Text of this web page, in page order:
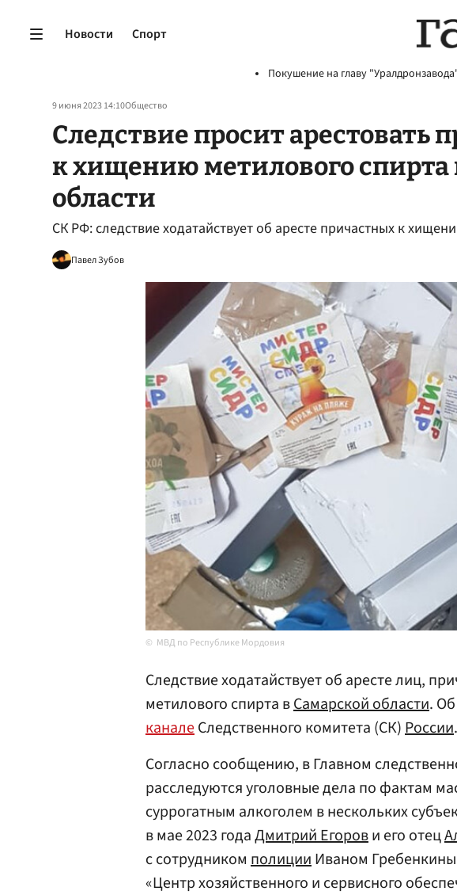
Новости Спорт
Покушение на главу
9 июня 2023 14:10Общество
Следствие просит арестовать
к хищению метилового спирта
области
СК РФ: следствие ходатайствует об аресте причастных к
Павел Зубов
МВД по Республике Мордовия
Следствие ходатайствует об аресте лиц,
метилового спирта вСамарской области.
каналеСледственного комитета (СК)России.
Согласно сообщению, в Главном
расследуются уголовные дела по фактам
суррогатным алкоголем в нескольких
в мае 2023 годаДмитрий Егорови его отец
с сотрудником полицииИваном
«Центр хозяйственного и сервисного